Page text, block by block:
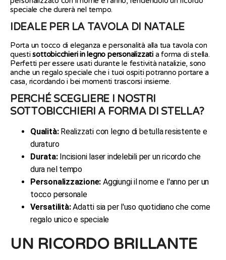
speciale che durerà nel tempo.
IDEALE PER LA TAVOLA DI NATALE
Porta un tocco di eleganza e personalità alla tua tavola con
questisottobicchieri in legno personalizzatia forma di stella.
Perfetti per essere usati durante le festività natalizie, sono
anche un regalo speciale che i tuoi ospiti potranno portare a
casa, ricordando i bei momenti trascorsi insieme.
PERCHÉ SCEGLIERE I NOSTRI
SOTTOBICCHIERI A FORMA DI STELLA?
Qualità:Realizzati con legno di betulla resistente e
duraturo
Durata:Incisioni laser indelebili per un ricordo che
dura nel tempo
Personalizzazione: Aggiungi il nome e l'anno per un
tocco personale
Versatilità:Adatti sia per l'uso quotidiano che come
regalo unico e speciale
UN RICORDO BRILLANTE